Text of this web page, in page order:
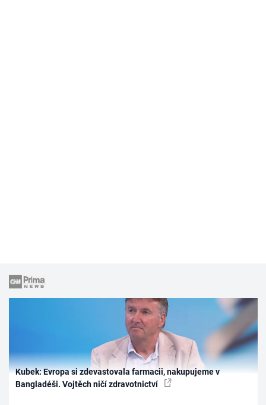
Kubek: Evropa si zdevastovala farmacii, nakupujeme v
Bangladéši. Vojtěch ničí zdravotnictví